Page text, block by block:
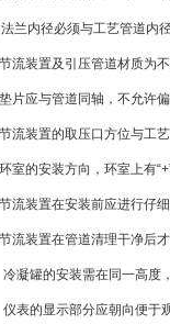
兰内径必须与工艺管道内
流装置及引压管道材质为
片应与管道同轴，不允许
流装置的取压口方位与工
室的安装方向，环室上有
流装置在安装前应进行仔
流装置在管道清理干净后
冷凝罐的安装需在同一高度
仪表的显示部分应朝向便于